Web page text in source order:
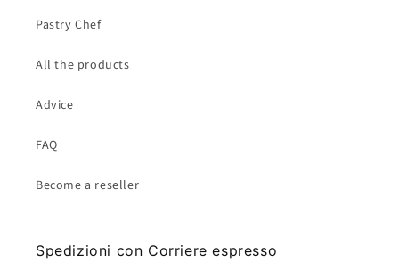
Pastry Chef
All the products
Advice
FAQ
Become a reseller
Spedizioni con Corriere espresso